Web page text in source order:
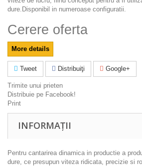
dure.Disponibil in numeroase configuratii.
Cerere oferta
More details
Tweet Distribuiţi Google+
Trimite unui prieten
Distribuie pe Facebook!
Print
INFORMAȚII
Pentru cantarirea dinamica in productie a
dure, ce presupun viteza ridicata, precizie si